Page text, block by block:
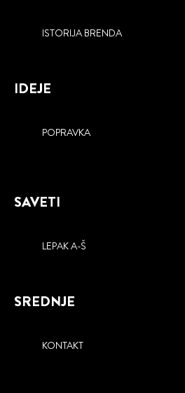
ISTORIJA BRENDA
IDEJE
POPRAVKA
SAVETI
LEPAK A-Š
SREDNJE
KONTAKT